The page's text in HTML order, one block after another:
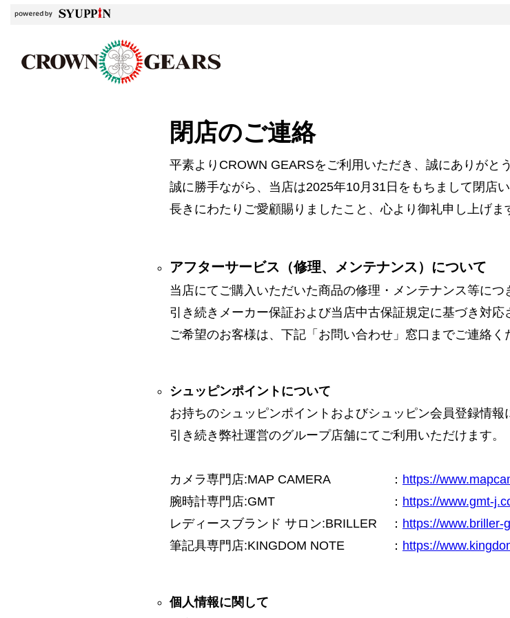
閉店のご連絡
平素よりCROWN GEARSをご利用いただき、誠にありがと
誠に勝手ながら、当店は2025年10月31日をもちまして閉店い
長きにわたりご愛顧賜りましたこと、心より御礼申し上げま
アフターサービス（修理、メンテナンス）について
当店にてご購入いただいた商品の修理・メンテナンス等につ
引き続きメーカー保証および当店中古保証規定に基づき対応
ご希望のお客様は、下記「お問い合わせ」窓口までご連絡く
シュッピンポイントについて
お持ちのシュッピンポイントおよびシュッピン会員登録情報
引き続き弊社運営のグループ店舗にてご利用いただけます。
カメラ専門店:MAP CAMERA ： https://
腕時計専門店:GMT
： https://www.gmt-
レディースブランド サロン:BRILLER
： https://www.briller-
筆記具専門店:KINGDOM NOTE
： https://
個人情報に関して